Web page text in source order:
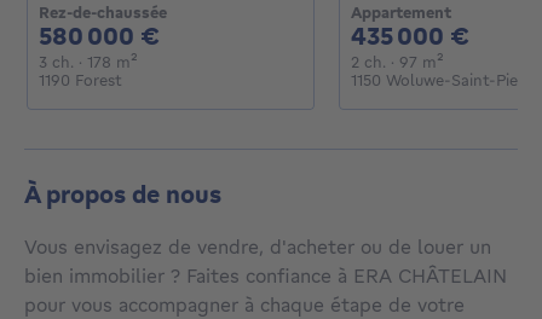
Rez-de-chaussée
580 000 €
3 ch. 3 chambres
· 178 m²
1190 Forest
Appartement
435 000 €
2 ch. 2 chambres
· 97 m²
1150 Woluwe-Saint-Pierre
À propos de nous
Vous envisagez de vendre, d'acheter ou de louer un
bien immobilier ? Faites confiance à ERA CHÂTELAIN
pour vous accompagner à chaque étape de votre